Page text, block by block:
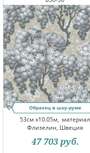
Образец в шоу-руме
53см x10.05м, материал
Флизелин, Швеция
47 703 руб.